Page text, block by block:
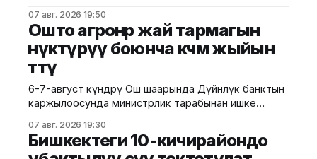
текшерүү жүргүздү. Бул тууралуу Курулуш
министрлигинин басма сөз кызматы билдирди.
Маалыматка ылайык, текшерүү Байзаков көчөсү, 46
дарегинде курулуп жаткан объектте өткөрүлүп,
техникалык талаптардын бузулганы аныкталды.
Белгиленгендей, курулуш иштери бекитилген
долбоордук документациядан четтөө менен
жүргүзүлгөн. Ошондой эле
07 авг. 2026 19:50
Ошто агроөнөр жай тармагын
өнүктүрүү боюнча көчмө жыйын
өттү
6-7-август күндөрү Ош шаарында Дүйнөлүк банктын
каржылоосунда министрлик тарабынан ишке
шаарынын аймактык экономикалык өнүгүүсү"
долбоорунун алкагында Өндүрүмдүү өнөктөштүк
07 авг. 2026 19:30
Бишкектеги 10-кичирайондо